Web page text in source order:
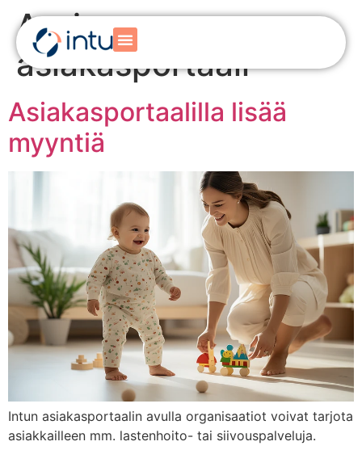
Avainsana:
asiakasportaali
Asiakasportaalilla lisää
myyntiä
Intun asiakasportaalin avulla organisaatiot voivat tarjota
asiakkailleen mm. lastenhoito- tai siivouspalveluja.